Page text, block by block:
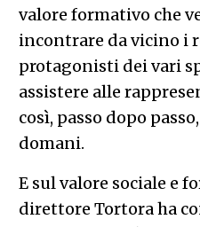
valore formativo che
incontrare da vicino i
protagonisti dei vari
assistere alle
così, passo dopo
domani.
E sul valore sociale e
direttore Tortora ha